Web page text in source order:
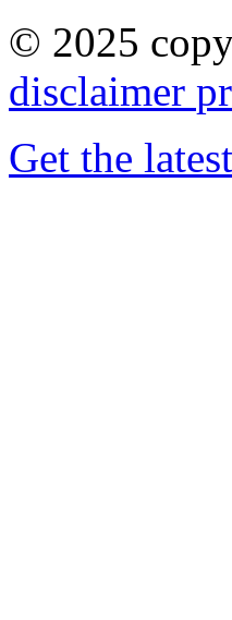
© 2025
disclaimer
Get the